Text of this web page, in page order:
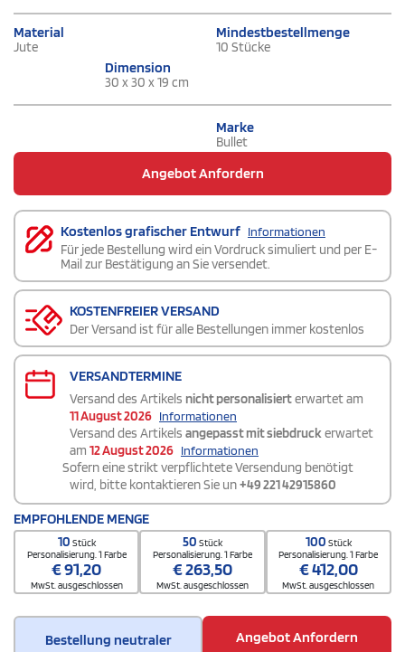
Material
Jute
Mindestbestellmenge
10 Stücke
Dimension
30 x 30 x 19 cm
Marke
Bullet
Angebot Anfordern
Kostenlos grafischer Entwurf Informationen
Für jede Bestellung wird ein Vordruck simuliert und per E-
Mail zur Bestätigung an Sie versendet.
KOSTENFREIER VERSAND
Der Versand ist für alle Bestellungen immer kostenlos
VERSANDTERMINE
Versand des Artikels nicht personalisierterwartet am
11 August 2026 Informationen
Versand des Artikels angepasst mit siebdruckerwartet
am 12 August 2026 Informationen
Sofern eine strikt verpflichtete Versendung benötigt
wird, bitte kontaktieren Sie un+49 221 42915860
EMPFOHLENDE MENGE
10 Stück
Personalisierung. 1 Farbe
€91,20
MwSt. ausgeschlossen
50 Stück
Personalisierung. 1 Farbe
€263,50
MwSt. ausgeschlossen
100 Stück
Personalisierung. 1 Farbe
€412,00
MwSt. ausgeschlossen
Bestellung neutraler
Angebot Anfordern